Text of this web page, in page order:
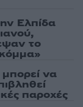
Ελπίδα
το
να
παροχές